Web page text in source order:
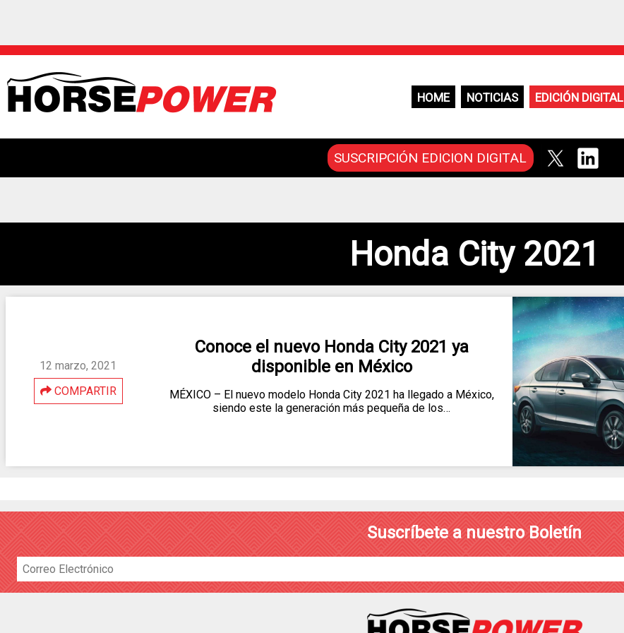
HOME NOTICIAS EDICIÓN DIGITAL
SUSCRIPCIÓN EDICION DIGITAL
Honda City 2021
12 marzo, 2021
COMPARTIR
Conoce el nuevo Honda City 2021 ya
disponible en México
MÉXICO – El nuevo modelo Honda City 2021 ha llegado a México,
siendo este la generación más pequeña de los…
Suscríbete a nuestro Boletín